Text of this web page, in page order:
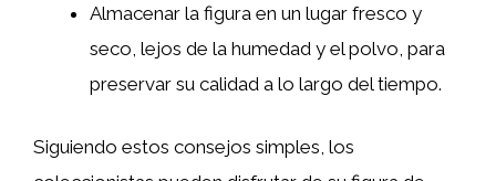
Almacenar la figura en un lugar fresco y
seco, lejos de la humedad y el polvo, para
preservar su calidad a lo largo del tiempo.
Siguiendo estos consejos simples, los